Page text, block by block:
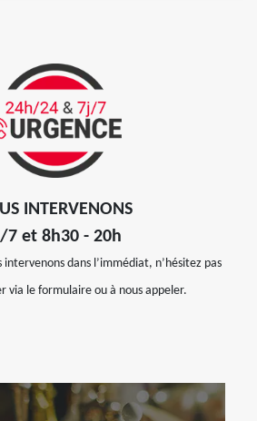
INTERVENONS
7 et 8h30 - 20h
intervenons dans l’immédiat, n’hésitez pas
via le formulaire ou à nous appeler.